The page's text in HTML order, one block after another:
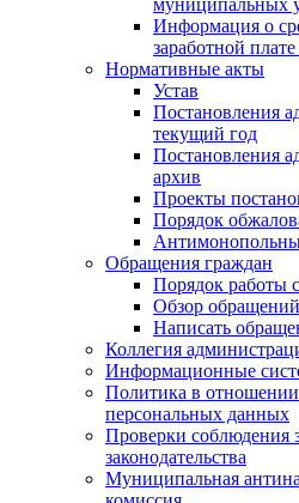
муниципальных
Информация о
заработной
Нормативные акты
Устав
Постановления
текущий год
Постановления
архив
Проекты
Порядок
Обращения граждан
Порядок работы
Обзор обращений
Написать
Коллегия
Информационные
Политика в отношении
персональных данных
Проверки соблюдения
законодательства
Муниципальная